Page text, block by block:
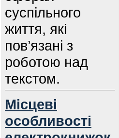
суспільного
життя, які
пов’язані з
роботою над
текстом.
Місцеві
особливості